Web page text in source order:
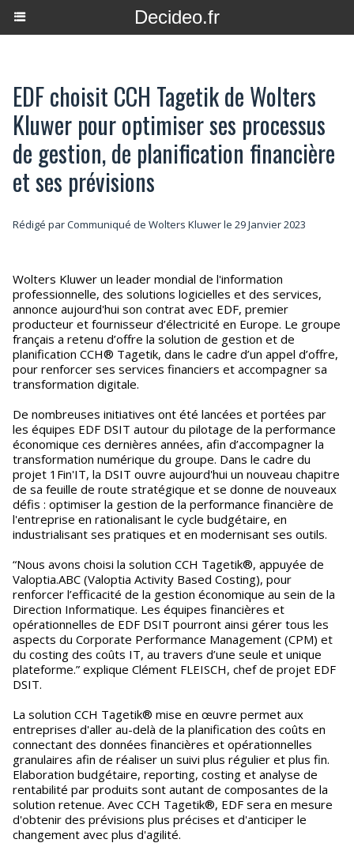
Decideo.fr
EDF choisit CCH Tagetik de Wolters
Kluwer pour optimiser ses processus
de gestion, de planification financière
et ses prévisions
Rédigé par Communiqué de Wolters Kluwer le 29 Janvier 2023
Wolters Kluwer un leader mondial de l'information
professionnelle, des solutions logicielles et des services,
annonce aujourd'hui son contrat avec EDF, premier
producteur et fournisseur d’électricité en Europe. Le groupe
français a retenu d’offre la solution de gestion et de
planification CCH® Tagetik, dans le cadre d’un appel d’offre,
pour renforcer ses services financiers et accompagner sa
transformation digitale.
De nombreuses initiatives ont été lancées et portées par
les équipes EDF DSIT autour du pilotage de la performance
économique ces dernières années, afin d’accompagner la
transformation numérique du groupe. Dans le cadre du
projet 1Fin'IT, la DSIT ouvre aujourd'hui un nouveau chapitre
de sa feuille de route stratégique et se donne de nouveaux
défis : optimiser la gestion de la performance financière de
l'entreprise en rationalisant le cycle budgétaire, en
industrialisant ses pratiques et en modernisant ses outils.
“Nous avons choisi la solution CCH Tagetik®, appuyée de
Valoptia.ABC (Valoptia Activity Based Costing), pour
renforcer l’efficacité de la gestion économique au sein de la
Direction Informatique. Les équipes financières et
opérationnelles de EDF DSIT pourront ainsi gérer tous les
aspects du Corporate Performance Management (CPM) et
du costing des coûts IT, au travers d’une seule et unique
plateforme.” explique Clément FLEISCH, chef de projet EDF
DSIT.
La solution CCH Tagetik® mise en œuvre permet aux
entreprises d'aller au-delà de la planification des coûts en
connectant des données financières et opérationnelles
granulaires afin de réaliser un suivi plus régulier et plus fin.
Elaboration budgétaire, reporting, costing et analyse de
rentabilité par produits sont autant de composantes de la
solution retenue. Avec CCH Tagetik®, EDF sera en mesure
d'obtenir des prévisions plus précises et d'anticiper le
changement avec plus d'agilité.